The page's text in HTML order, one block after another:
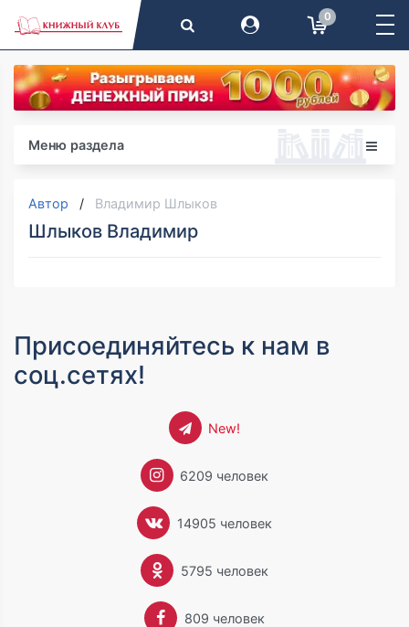
0
Меню раздела
Автор Владимир Шлыков
Шлыков Владимир
Присоединяйтесь к нам в
соц.сетях!
New!
6209 человек
14905 человек
5795 человек
809 человек